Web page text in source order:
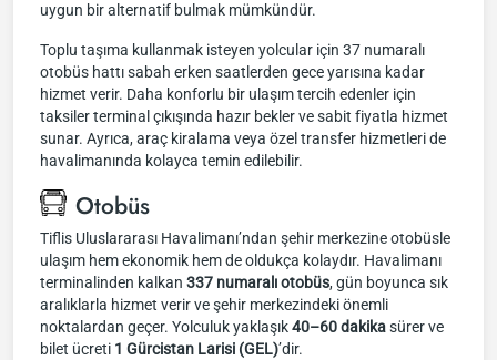
uygun bir alternatif bulmak mümkündür.
Toplu taşıma kullanmak isteyen yolcular için 37 numaralı
otobüs hattı sabah erken saatlerden gece yarısına kadar
hizmet verir. Daha konforlu bir ulaşım tercih edenler için
taksiler terminal çıkışında hazır bekler ve sabit fiyatla hizmet
sunar. Ayrıca, araç kiralama veya özel transfer hizmetleri de
havalimanında kolayca temin edilebilir.
Otobüs
Tiflis Uluslararası Havalimanı’ndan şehir merkezine otobüsle
ulaşım hem ekonomik hem de oldukça kolaydır. Havalimanı
terminalinden kalkan 337 numaralı otobüs, gün boyunca sık
aralıklarla hizmet verir ve şehir merkezindeki önemli
noktalardan geçer. Yolculuk yaklaşık40–60 dakikasürer ve
bilet ücreti 1 Gürcistan Larisi (GEL)’dir.